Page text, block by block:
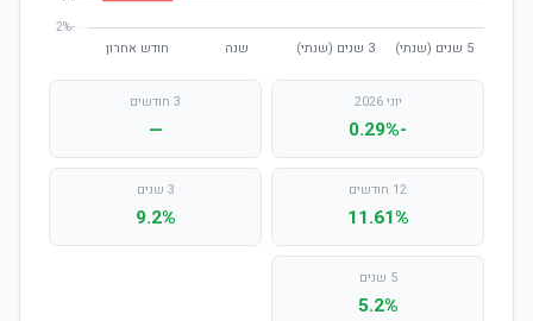
יוני 2026
-0.29%
3 חודשים
—
12 חודשים
11.61%
3 שנים
9.2%
5 שנים
5.2%